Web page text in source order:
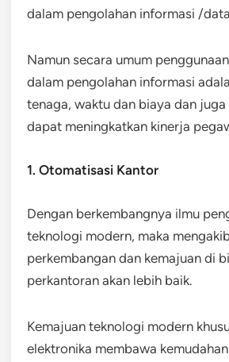
dalam pengolahan informasi /
Namun secara umum
dalam pengolahan informasi
tenaga, waktu dan biaya dan
dapat meningkatkan kinerja
1. Otomatisasi Kantor
Dengan berkembangnya ilmu
teknologi modern, maka
perkembangan dan kemajuan di
perkantoran akan lebih baik.
Kemajuan teknologi modern
elektronika membawa